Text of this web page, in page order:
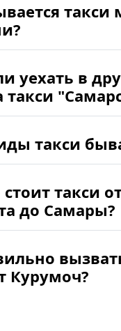
уехать в
такси
такси
такси
до Самары?
Курумоч?